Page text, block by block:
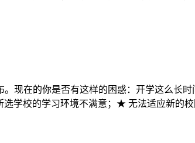
现在的你是否有这样的困惑：开学这么长
学校的学习环境不满意；★ 无法适应新的